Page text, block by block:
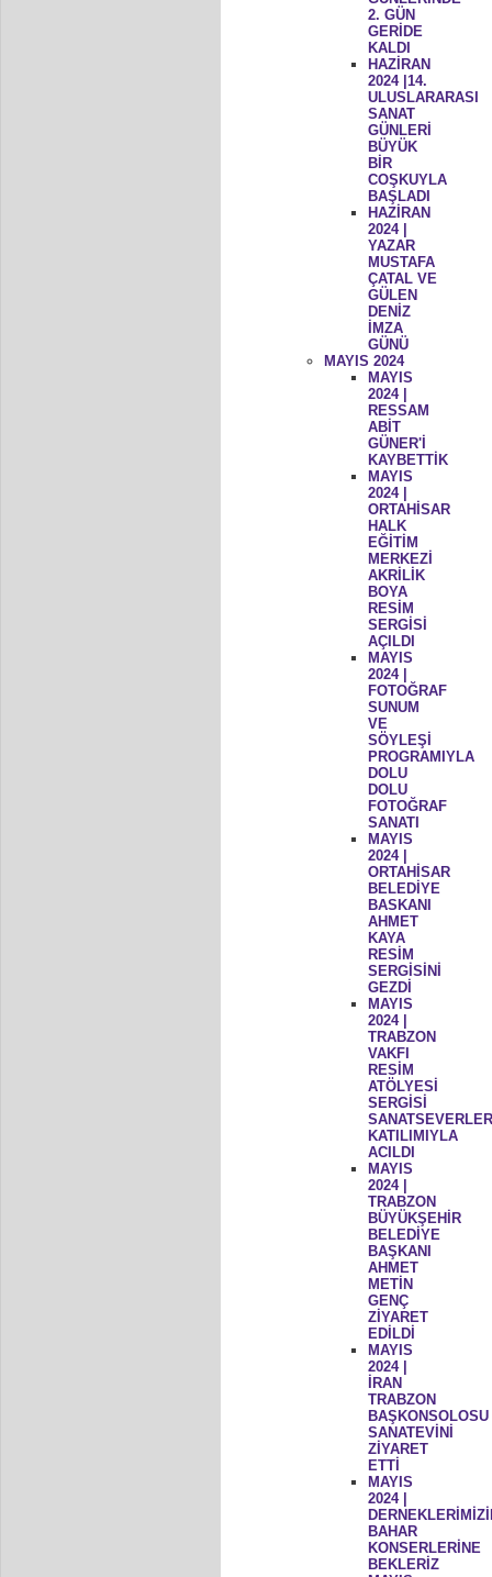
2. GÜN
GERİDE
KALDI
HAZİRAN
2024 |14.
ULUSLARARASI
SANAT
GÜNLERİ
BÜYÜK
BİR
COŞKUYLA
BAŞLADI
HAZİRAN
2024 |
YAZAR
MUSTAFA
ÇATAL VE
GÜLEN
DENİZ
İMZA
GÜNÜ
MAYIS 2024
MAYIS
2024 |
RESSAM
ABİT
GÜNER'İ
KAYBETTİK
MAYIS
2024 |
ORTAHİSAR
HALK
EĞİTİM
MERKEZİ
AKRİLİK
BOYA
RESİM
SERGİSİ
AÇILDI
MAYIS
2024 |
FOTOĞRAF
SUNUM
VE
SÖYLEŞİ
PROGRAMIYLA
DOLU
DOLU
FOTOĞRAF
SANATI
MAYIS
2024 |
ORTAHİSAR
BELEDİYE
BASKANI
AHMET
KAYA
RESİM
SERGİSİNİ
GEZDİ
MAYIS
2024 |
TRABZON
VAKFI
RESİM
ATÖLYESİ
SERGİSİ
KATILIMIYLA
ACILDI
MAYIS
2024 |
TRABZON
BÜYÜKŞEHİR
BELEDİYE
BAŞKANI
AHMET
METİN
GENÇ
ZİYARET
EDİLDİ
MAYIS
2024 |
İRAN
TRABZON
BAŞKONSOLOSU
SANATEVİNİ
ZİYARET
ETTİ
MAYIS
2024 |
BAHAR
KONSERLERİNE
BEKLERİZ